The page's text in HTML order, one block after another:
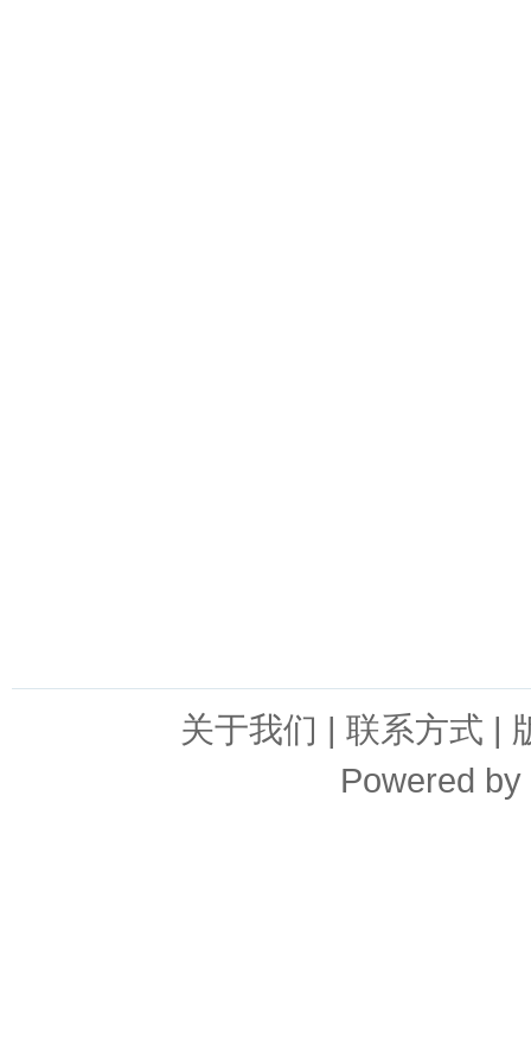
关于我们 | 联系方式 |
Powered by